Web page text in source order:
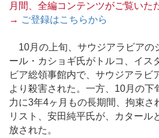
月間、全編コンテンツがご覧いた
→ ご登録はこちらから
10月の上旬、サウジアラビアの
ール・カショギ氏がトルコ、イス
ビア総領事館内で、サウジアラビ
より殺害された。一方、10月の下
力に3年4ヶ月もの長期間、拘束さ
リスト、安田純平氏が、カタール
放された。